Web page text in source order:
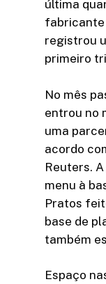
última
fabricante
registrou
primeiro
No mês
entrou no
uma
acordo
Reuters.
menu à
Pratos
base de
também
Espaço